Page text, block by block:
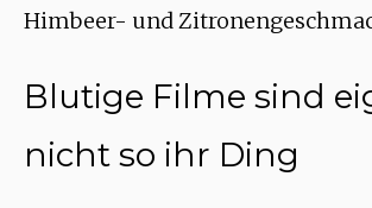
Himbeer- und
Blutige Filme sind
nicht so ihr Ding